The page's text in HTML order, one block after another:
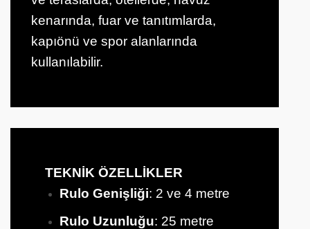
kenarında, fuar ve tanıtımlarda,
kapıönü ve spor alanlarında
kullanılabilir.
TEKNİK ÖZELLİKLER
Rulo Genişliği: 2 ve 4 metre
Rulo Uzunluğu: 25 metre